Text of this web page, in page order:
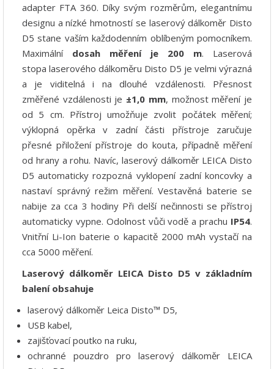
adapter FTA 360. Díky svým rozměrům, elegantnímu
designu a nízké hmotností se laserový dálkoměr Disto
D5 stane vaším každodenním oblíbeným pomocníkem.
Maximální dosah měření je 200 m. Laserová
stopa laserového dálkoměru Disto D5 je velmi výrazná
a je viditelná i na dlouhé vzdálenosti. Přesnost
změřené vzdálenosti je ±1,0 mm, možnost měření je
od 5 cm. Přístroj umožňuje zvolit počátek měření;
výklopná opěrka v zadní části přístroje zaručuje
přesné přiložení přístroje do kouta, případně měření
od hrany a rohu. Navíc, laserový dálkoměr LEICA Disto
D5 automaticky rozpozná vyklopení zadní koncovky a
nastaví správný režim měření. Vestavěná baterie se
nabije za cca 3 hodiny Při delší nečinnosti se přístroj
automaticky vypne. Odolnost vůči vodě a prachu IP54.
Vnitřní Li-Ionbaterie o kapacitě 2000 mAh vystačí na
cca 5000 měření.
Laserový dálkoměr LEICA Disto D5 v základním
balení obsahuje
laserový dálkoměr Leica Disto™ D5,
USB kabel,
zajišťovací poutko na ruku,
ochranné pouzdro pro laserový dálkoměr LEICA